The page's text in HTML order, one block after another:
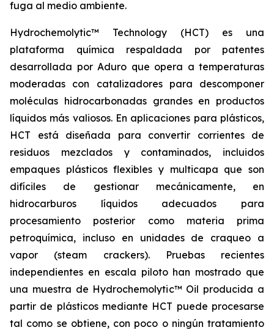
fuga al medio ambiente.
Hydrochemolytic™ Technology (HCT) es una
plataforma química respaldada por patentes
desarrollada por Aduro que opera a temperaturas
moderadas con catalizadores para descomponer
moléculas hidrocarbonadas grandes en productos
líquidos más valiosos. En aplicaciones para plásticos,
HCT está diseñada para convertir corrientes de
residuos mezclados y contaminados, incluidos
empaques plásticos flexibles y multicapa que son
difíciles de gestionar mecánicamente, en
hidrocarburos líquidos adecuados para
procesamiento posterior como materia prima
petroquímica, incluso en unidades de craqueo a
vapor (steam crackers). Pruebas recientes
independientes en escala piloto han mostrado que
una muestra de Hydrochemolytic™ Oil producida a
partir de plásticos mediante HCT puede procesarse
tal como se obtiene, con poco o ningún tratamiento